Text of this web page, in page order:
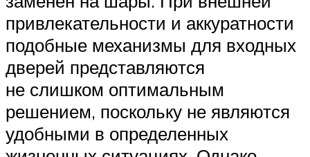
привлекательности и аккуратности
подобные механизмы для входных
дверей представляются
не слишком оптимальным
решением, поскольку не являются
удобными в определенных